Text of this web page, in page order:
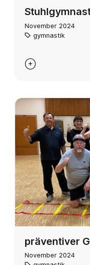
November 2024
gymnastik

präventiver
November 2024